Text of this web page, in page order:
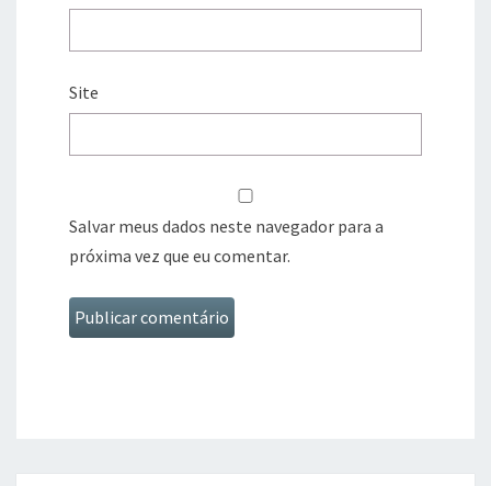
Site
Salvar meus dados neste navegador para a
próxima vez que eu comentar.